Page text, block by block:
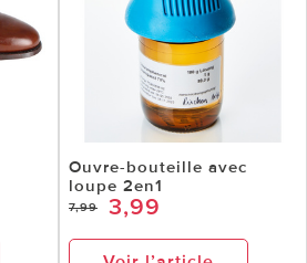
Ouvre-bouteille avec
loupe 2en1
7,99 3,99